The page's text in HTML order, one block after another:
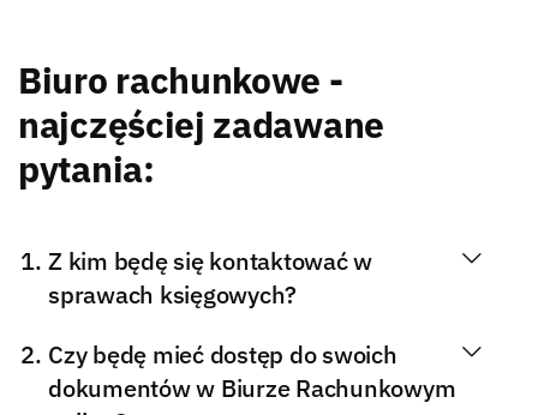
Biuro rachunkowe -
najczęściej zadawane
pytania:
Z kim będę się kontaktować w
sprawach księgowych?
Czy będę mieć dostęp do swoich
dokumentów w Biurze Rachunkowym